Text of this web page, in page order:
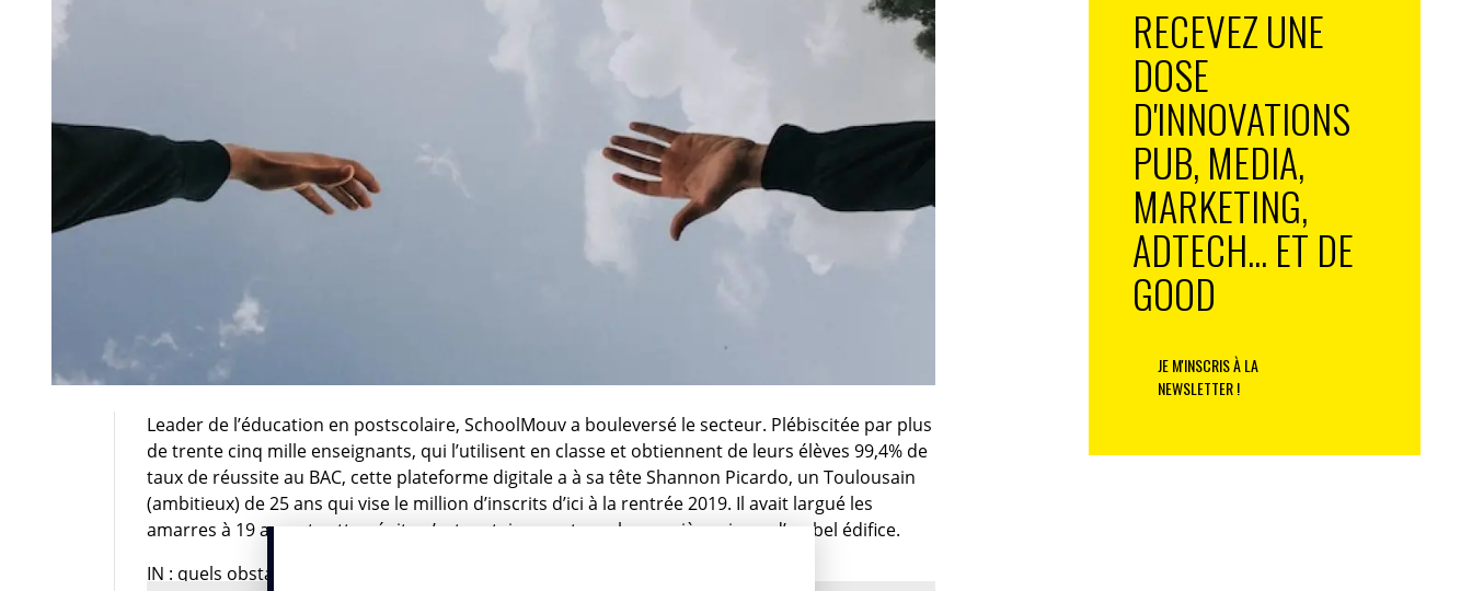
Leader de l’éducation en postscolaire, SchoolMouv a bouleversé le secteur. Plébiscitée par plus
de trente cinq mille enseignants, qui l’utilisent en classe et obtiennent de leurs élèves 99,4% de
taux de réussite au BAC, cette plateforme digitale a à sa tête Shannon Picardo, un Toulousain
(ambitieux) de 25 ans qui vise le million d’inscrits d’ici à la rentrée 2019. Il avait largué les
amarres à 19 ans, et cette pépite n’est certainement que la première pierre d’un bel édifice.
IN : quels obstacles avez-vous dû surmonter à la création de la start-up en 2013 ?
RECEVEZ UNE
DOSE
D'INNOVATIONS
PUB, MEDIA,
MARKETING,
ADTECH... ET DE
GOOD
JE M'INSCRIS À LA
NEWSLETTER !